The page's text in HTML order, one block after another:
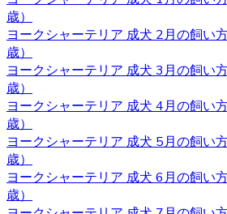
康状態やワクチンの接種状況のこと
は、紹介ページに記載があります通
や、それと合わせて健康診断も行っ
様の元に元気で健康な猫ちゃんをお
す。 ヨークシャーテリア購入をご検
ドール にお任せ下さい。
2020.10.9
ベベドールは近鉄河内松原駅の近く
います。お越しの際には駅まで送迎
見学スペースではかわいい子犬たち
ます。突然訪問していただいて見学
歳）
ヨークシャーテリア 成犬 2月の飼い
歳）
ヨークシャーテリア 成犬 3月の飼い
歳）
ヨークシャーテリア 成犬 4月の飼い
歳）
ヨークシャーテリア 成犬 5月の飼い
歳）
ヨークシャーテリア 成犬 6月の飼い
歳）